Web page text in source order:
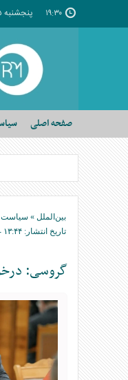
۱۹:۳۰ پنجشنبه ۱۵ مرداد ۱۴۰۵
صفحه اصلی
بین‌الملل » سیاست
تاریخ انتشار: ۱۳:۴۴ - ۱۲ تير ۱۴۰۵ -
گروسی: